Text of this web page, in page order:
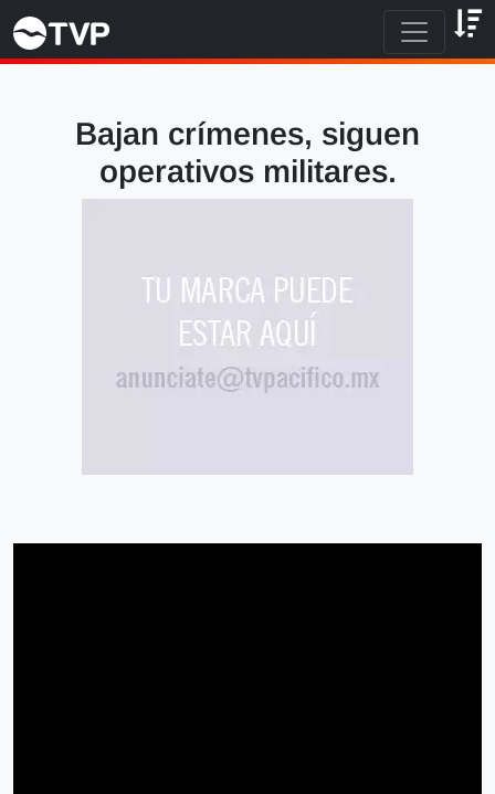
Bajan crímenes, siguen
operativos militares.